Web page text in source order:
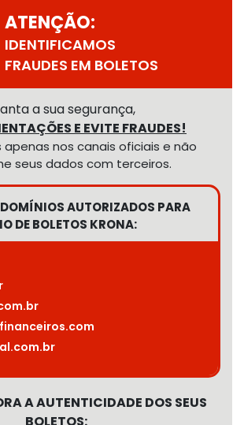
ATENÇÃO:
IDENTIFICAMOS
FRAUDES EM BOLETOS
a sua segurança,
E EVITE FRAUDES!
nos canais oficiais e não
seus dados com terceiros.
AUTORIZADOS PARA
DE BOLETOS KRONA:
A AUTENTICIDADE DOS SEUS
BOLETOS: